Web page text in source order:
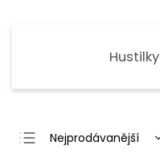
Hustilky
Nejprodávanější